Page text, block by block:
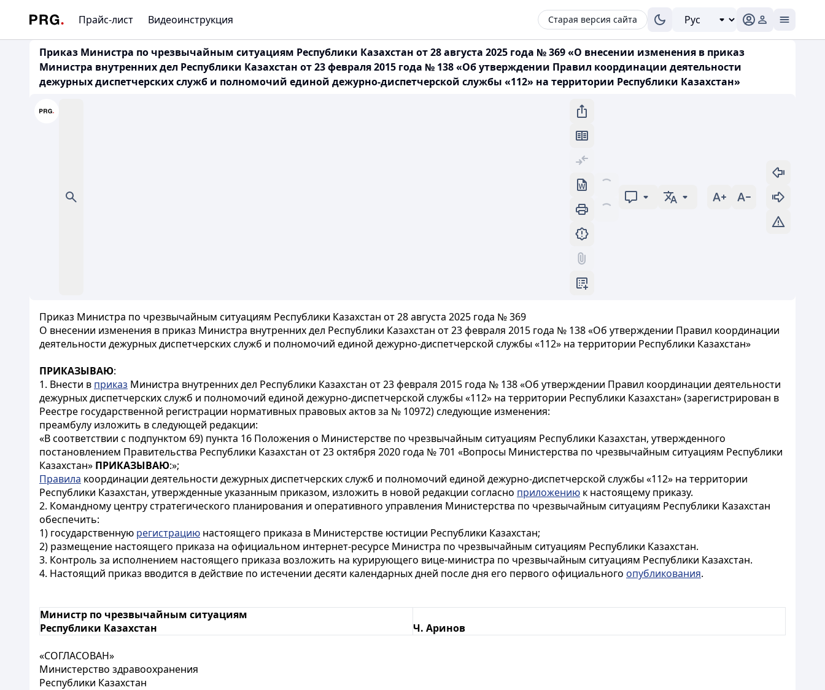
Прайс-лист Видеоинструкция Старая версия сайта
Приказ Министра по чрезвычайным ситуациям Республики Казахстан от 28 августа 2025 года № 369 «О внесении изменения в приказ
Министра внутренних дел Республики Казахстан от 23 февраля 2015 года № 138 «Об утверждении Правил координации деятельности
дежурных диспетчерских служб и полномочий единой дежурно-диспетчерской службы «112» на территории Республики Казахстан»
Приказ Министра по чрезвычайным ситуациям Республики Казахстан от 28 августа 2025 года № 369
О внесении изменения в приказ Министра внутренних дел Республики Казахстан от 23 февраля 2015 года № 138 «Об утверждении Правил координации
деятельности дежурных диспетчерских служб и полномочий единой дежурно-диспетчерской службы «112» на территории Республики Казахстан»
ПРИКАЗЫВАЮ:
1. Внести в приказ Министра внутренних дел Республики Казахстан от 23 февраля 2015 года № 138 «Об утверждении Правил координации деятельности
дежурных диспетчерских служб и полномочий единой дежурно-диспетчерской службы «112» на территории Республики Казахстан» (зарегистрирован в
Реестре государственной регистрации нормативных правовых актов за № 10972) следующие изменения:
преамбулу изложить в следующей редакции:
«В соответствии с подпунктом 69) пункта 16 Положения о Министерстве по чрезвычайным ситуациям Республики Казахстан, утвержденного
постановлением Правительства Республики Казахстан от 23 октября 2020 года № 701 «Вопросы Министерства по чрезвычайным ситуациям Республики
Казахстан» ПРИКАЗЫВАЮ:»;
Правила координации деятельности дежурных диспетчерских служб и полномочий единой дежурно-диспетчерской службы «112» на территории
Республики Казахстан, утвержденные указанным приказом, изложить в новой редакции согласно приложению к настоящему приказу.
2. Командному центру стратегического планирования и оперативного управления Министерства по чрезвычайным ситуациям Республики Казахстан
обеспечить:
1) государственную регистрацию настоящего приказа в Министерстве юстиции Республики Казахстан;
2) размещение настоящего приказа на официальном интернет-ресурсе Министра по чрезвычайным ситуациям Республики Казахстан.
3. Контроль за исполнением настоящего приказа возложить на курирующего вице-министра по чрезвычайным ситуациям Республики Казахстан.
4. Настоящий приказ вводится в действие по истечении десяти календарных дней после дня его первого официального опубликования.
Министр по чрезвычайным ситуациям
Республики Казахстан
Ч. Аринов
«СОГЛАСОВАН»
Министерство здравоохранения
Республики Казахстан